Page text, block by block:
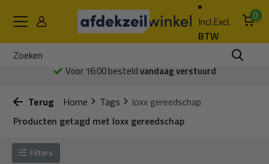
Incl.Excl.
BTW
0
Voor 16:00 besteldvandaag verstuurd
Terug Home Tags
loxx gereedschap
Producten getagd met loxx gereedschap
Filters